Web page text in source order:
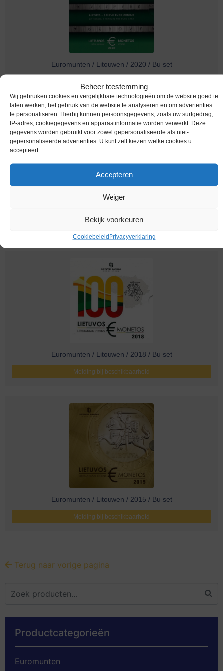
Beheer toestemming
Wij gebruiken cookies en vergelijkbare technologieën om de website goed te
laten werken, het gebruik van de website te analyseren en om advertenties
te personaliseren. Hierbij kunnen persoonsgegevens, zoals uw surfgedrag,
IP-adres, cookiegegevens en apparaatinformatie worden verwerkt. Deze
gegevens worden gebruikt voor zowel gepersonaliseerde als niet-
gepersonaliseerde advertenties. U kunt zelf kiezen welke cookies u
accepteert.
Accepteren
Weiger
Bekijk voorkeuren
CookiebeleidPrivacyverklaring
Euromunten / Litouwen / 2020 / Bu set
Euromunten / Litouwen / 2018 / Bu set
Melding bij beschikbaarheid
Euromunten / Litouwen / 2015 / Bu set
Melding bij beschikbaarheid
Terug naar vorige pagina
Productcategorieën
Euromunten